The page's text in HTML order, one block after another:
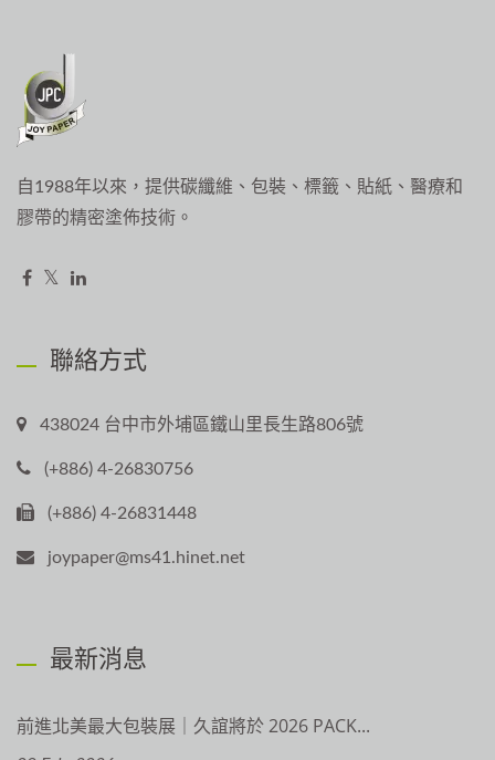
自1988年以來，提供碳纖維、包裝、標籤、貼紙、醫療和
膠帶的精密塗佈技術。
聯絡方式
438024 台中市外埔區鐵山里長生路806號
(+886) 4-26830756
(+886) 4-26831448
joypaper@ms41.hinet.net
最新消息
前進北美最大包裝展｜久誼將於 2026 PACK...